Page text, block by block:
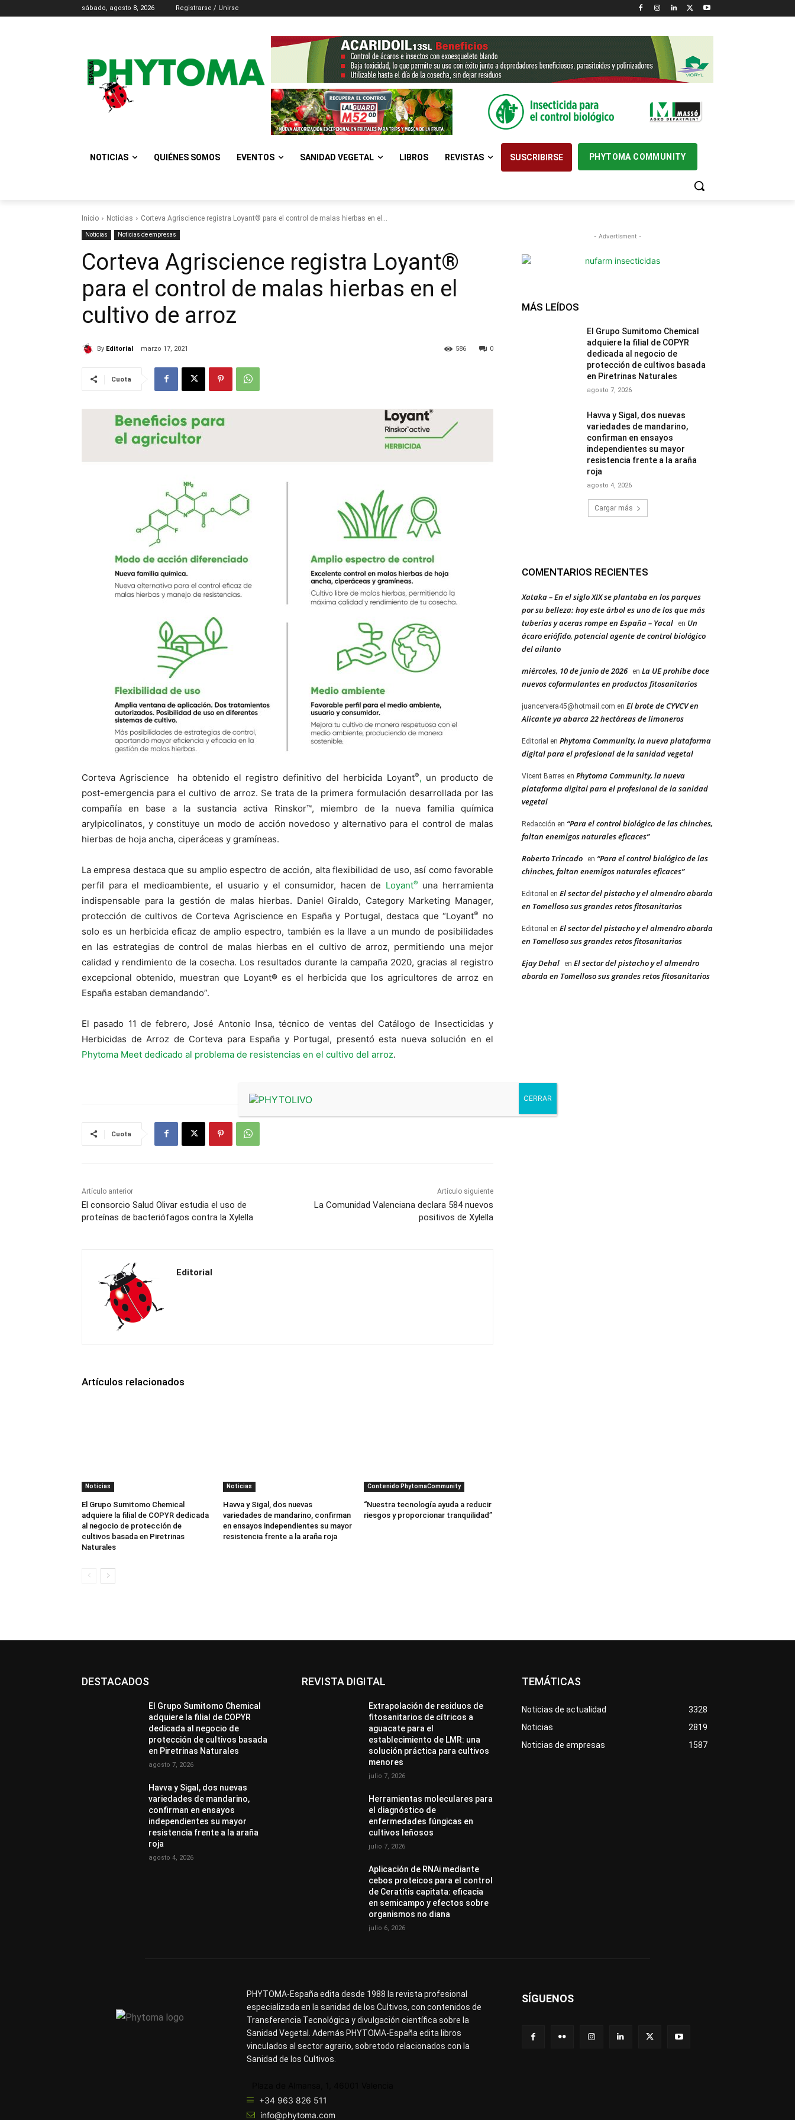
sábado, agosto 8, 2026 Registrarse / Unirse
NOTICIAS QUIÉNES SOMOS EVENTOS SANIDAD VEGETAL LIBROS REVISTAS SUSCRIBIRSE PHYTOMA COMMUNITY
Inicio Noticias Corteva Agriscience registra Loyant® para el control de malas hierbas en el...
Noticias Noticias de empresas
Corteva Agriscience registra Loyant®
para el control de malas hierbas en el
cultivo de arroz
By Editorial marzo 17, 2021 0
586
Cuota
Corteva Agriscience ha obtenido el registro definitivo del herbicida Loyant®, un producto de
post-emergencia para el cultivo de arroz. Se trata de la primera formulación desarrollada por las
compañía en base a la sustancia activa Rinskor™, miembro de la nueva familia química
arylpicolinatos, y constituye un modo de acción novedoso y alternativo para el control de malas
hierbas de hoja ancha, ciperáceas y gramíneas.
La empresa destaca que su amplio espectro de acción, alta flexibilidad de uso, así como favorable
perfil para el medioambiente, el usuario y el consumidor, hacen de Loyant®
una herramienta
indispensable para la gestión de malas hierbas. Daniel Giraldo, Category Marketing Manager,
protección de cultivos de Corteva Agriscience en España y Portugal, destaca que “Loyant®
no
solo es un herbicida eficaz de amplio espectro, también es la llave a un mundo de posibilidades
en las estrategias de control de malas hierbas en el cultivo de arroz, permitiendo una mejor
calidad y rendimiento de la cosecha. Los resultados durante la campaña 2020, gracias al registro
excepcional obtenido, muestran que Loyant® es el herbicida que los agricultores de arroz en
España estaban demandando”.
El pasado 11 de febrero, José Antonio Insa, técnico de ventas del Catálogo de Insecticidas y
Herbicidas de Arroz de Corteva para España y Portugal, presentó esta nueva solución en el
Phytoma Meet dedicado al problema de resistencias en el cultivo del arroz.
Cuota
Artículo anterior
El consorcio Salud Olivar estudia el uso de
proteínas de bacteriófagos contra la Xylella
Artículo siguiente
La Comunidad Valenciana declara 584 nuevos
positivos de Xylella
Editorial
Artículos relacionados
Noticias
El Grupo Sumitomo Chemical
adquiere la filial de COPYR dedicada
al negocio de protección de
cultivos basada en Piretrinas
Naturales
Noticias
Havva y Sigal, dos nuevas
variedades de mandarino, confirman
en ensayos independientes su mayor
resistencia frente a la araña roja
Contenido PhytomaCommunity
“Nuestra tecnología ayuda a reducir
riesgos y proporcionar tranquilidad”
- Advertisment -
MÁS LEÍDOS
El Grupo Sumitomo Chemical
adquiere la filial de COPYR
dedicada al negocio de
protección de cultivos basada
en Piretrinas Naturales
agosto 7, 2026
Havva y Sigal, dos nuevas
variedades de mandarino,
confirman en ensayos
independientes su mayor
resistencia frente a la araña
roja
agosto 4, 2026
Cargar más
COMENTARIOS RECIENTES
Xataka – En el siglo XIX se plantaba en los parques
por su belleza: hoy este árbol es uno de los que más
tuberías y aceras rompe en España – Yacal
en Un
ácaro eriófido, potencial agente de control biológico
del ailanto
miércoles, 10 de junio de 2026 en La UE prohíbe doce
nuevos coformulantes en productos fitosanitarios
juancervera45@hotmail.com en El brote de CYVCV en
Alicante ya abarca 22 hectáreas de limoneros
Editorial en Phytoma Community, la nueva plataforma
digital para el profesional de la sanidad vegetal
Vicent Barres en Phytoma Community, la nueva
plataforma digital para el profesional de la sanidad
vegetal
Redacción en “Para el control biológico de las chinches,
faltan enemigos naturales eficaces”
Roberto Trincado en “Para el control biológico de las
chinches, faltan enemigos naturales eficaces”
Editorial en El sector del pistacho y el almendro aborda
en Tomelloso sus grandes retos fitosanitarios
Editorial en El sector del pistacho y el almendro aborda
en Tomelloso sus grandes retos fitosanitarios
Ejay Dehal en El sector del pistacho y el almendro
aborda en Tomelloso sus grandes retos fitosanitarios
DESTACADOS
El Grupo Sumitomo Chemical
adquiere la filial de COPYR
dedicada al negocio de
protección de cultivos basada
en Piretrinas Naturales
agosto 7, 2026
Havva y Sigal, dos nuevas
variedades de mandarino,
confirman en ensayos
independientes su mayor
resistencia frente a la araña
roja
agosto 4, 2026
REVISTA DIGITAL
Extrapolación de residuos de
fitosanitarios de cítricos a
aguacate para el
establecimiento de LMR: una
solución práctica para cultivos
menores
julio 7, 2026
Herramientas moleculares para
el diagnóstico de
enfermedades fúngicas en
cultivos leñosos
julio 7, 2026
Aplicación de RNAi mediante
cebos proteicos para el control
de Ceratitis capitata: eficacia
en semicampo y efectos sobre
organismos no diana
julio 6, 2026
TEMÁTICAS
Noticias de actualidad
3328
Noticias
2819
Noticias de empresas
1587
PHYTOMA-España edita desde 1988 la revista profesional
especializada en la sanidad de los Cultivos, con contenidos de
Transferencia Tecnológica y divulgación científica sobre la
Sanidad Vegetal. Además PHYTOMA-España edita libros
vinculados al sector agrario, sobretodo relacionados con la
Sanidad de los Cultivos.
+34 963 826 511
info@phytoma.com
SÍGUENOS